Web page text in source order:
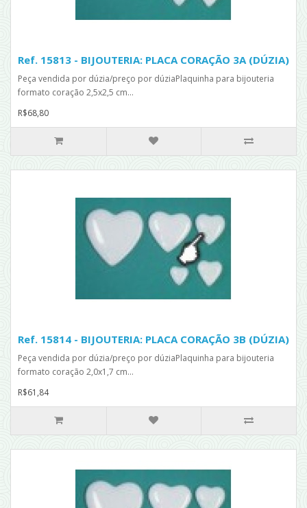
Ref. 15813 - BIJOUTERIA: PLACA CORAÇÃO 3A (DÚZIA)
Peça vendida por dúzia/preço por dúziaPlaquinha para bijouteria
formato coração 2,5x2,5 cm...
R$68,80
Ref. 15814 - BIJOUTERIA: PLACA CORAÇÃO 3B (DÚZIA)
Peça vendida por dúzia/preço por dúziaPlaquinha para bijouteria
formato coração 2,0x1,7 cm...
R$61,84